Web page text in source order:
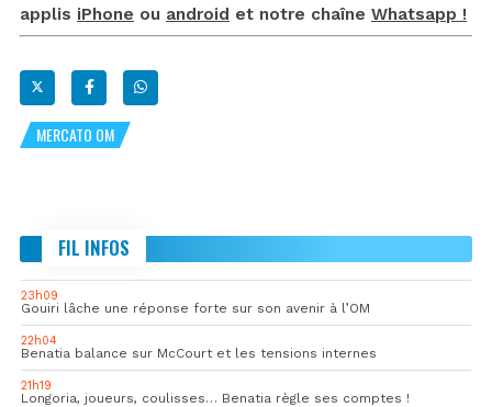
applis iPhone ou android et notre chaîne Whatsapp !
MERCATO OM
FIL INFOS
23h09
Gouiri lâche une réponse forte sur son avenir à l’OM
22h04
Benatia balance sur McCourt et les tensions internes
21h19
Longoria, joueurs, coulisses… Benatia règle ses comptes !